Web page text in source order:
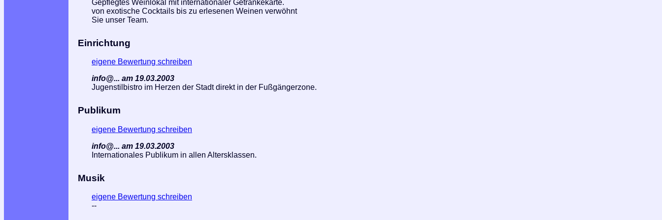
Gepflegtes Weinlokal mit internationaler Getränkekarte.
von exotische Cocktails bis zu erlesenen Weinen verwöhnt
Sie unser Team.
Einrichtung
eigene Bewertung schreiben
info@... am 19.03.2003
Jugenstilbistro im Herzen der Stadt direkt in der Fußgängerzone.
Publikum
eigene Bewertung schreiben
info@... am 19.03.2003
Internationales Publikum in allen Altersklassen.
Musik
eigene Bewertung schreiben
--